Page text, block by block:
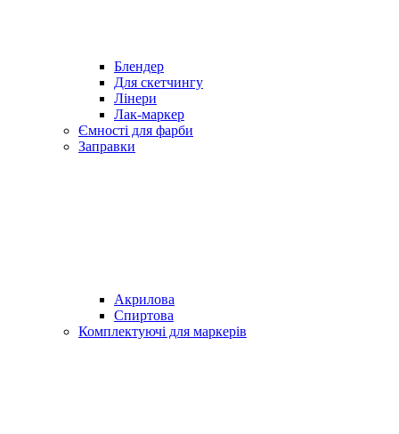
Блендер
Для скетчингу
Лінери
Лак-маркер
Ємності для фарби
Заправки
Акрилова
Спиртова
Комплектуючі для маркерів